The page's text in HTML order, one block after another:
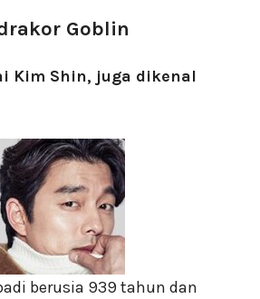
Goblin
Kim Shin, juga dikenal
berusia 939 tahun dan